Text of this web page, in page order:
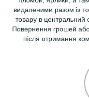
видаленими разом із
товару в центральний
Повернення грошей або
після отримання